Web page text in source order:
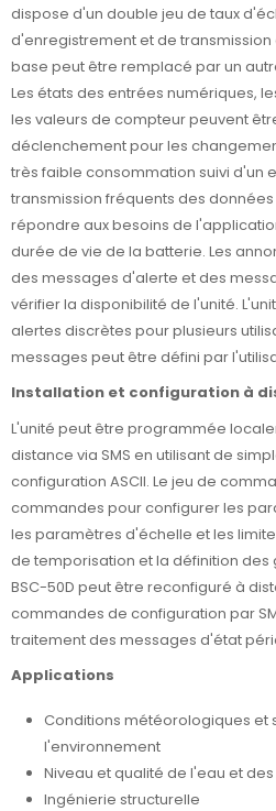
dispose d'un double jeu de taux
d'enregistrement et de
base peut être remplacé par un
Les états des entrées numériques,
les valeurs de compteur peuvent
déclenchement pour les
très faible consommation suivi d'un
transmission fréquents des
répondre aux besoins de
durée de vie de la batterie. Les
des messages d'alerte et des
vérifier la disponibilité de l'unité.
alertes discrètes pour plusieurs
messages peut être défini par
Installation et configuration à
L'unité peut être programmée
distance via SMS en utilisant de
configuration ASCII. Le jeu de
commandes pour configurer les
les paramètres d'échelle et les
de temporisation et la définition des
BSC-50D peut être reconfiguré à
commandes de configuration par
traitement des messages d'état
Applications
Conditions météorologiques et
l'environnement
Niveau et qualité de l'eau et
Ingénierie structurelle